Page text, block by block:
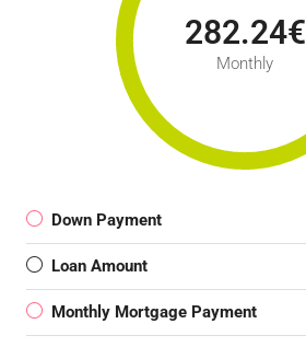
282.24€
Monthly
Down Payment
Loan Amount
Monthly Mortgage Payment